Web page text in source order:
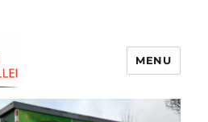
Vallei
MENU